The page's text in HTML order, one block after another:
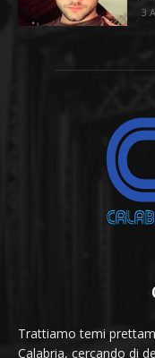
3
Trattiamo temi
Calabria, cercando di